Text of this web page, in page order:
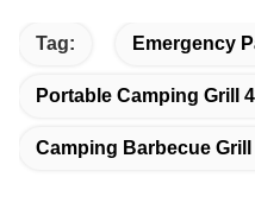
Tag: Emergency
Portable Camping Grill
Camping Barbecue Grill